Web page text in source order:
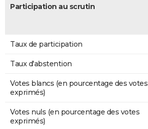
Participation au scrutin
Taux de participation
Taux d'abstention
Votes blancs (en pourcentage des votes
exprimés)
Votes nuls (en pourcentage des votes
exprimés)